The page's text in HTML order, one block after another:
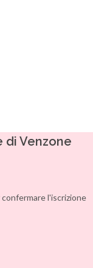
di Venzone
l'iscrizione